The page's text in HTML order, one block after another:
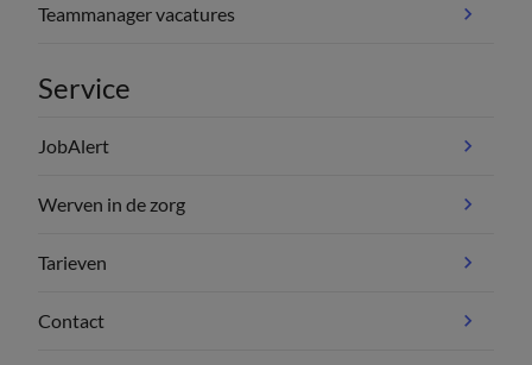
Teammanager vacatures
Service
JobAlert
Werven in de zorg
Tarieven
Contact